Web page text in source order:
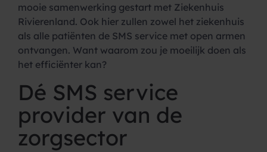
mooie samenwerking gestart met Ziekenhuis
Rivierenland. Ook hier zullen zowel het ziekenhuis
als alle patiënten de SMS service met open armen
ontvangen. Want waarom zou je moeilijk doen als
het efficiënter kan?
Dé SMS service
provider van de
zorgsector